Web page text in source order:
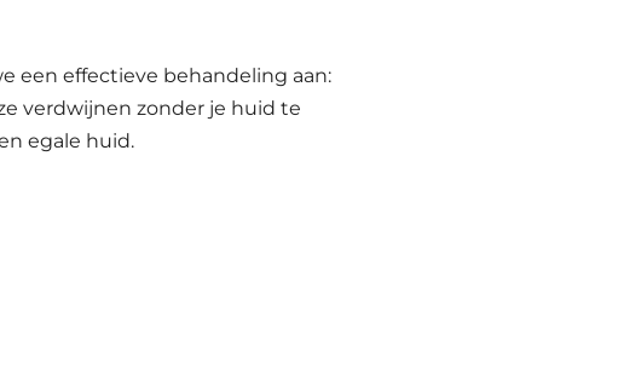
een effectieve behandeling aan:
verdwijnen zonder je huid te
egale huid.